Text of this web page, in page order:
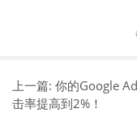
上一篇: 你的Google
击率提高到2%！